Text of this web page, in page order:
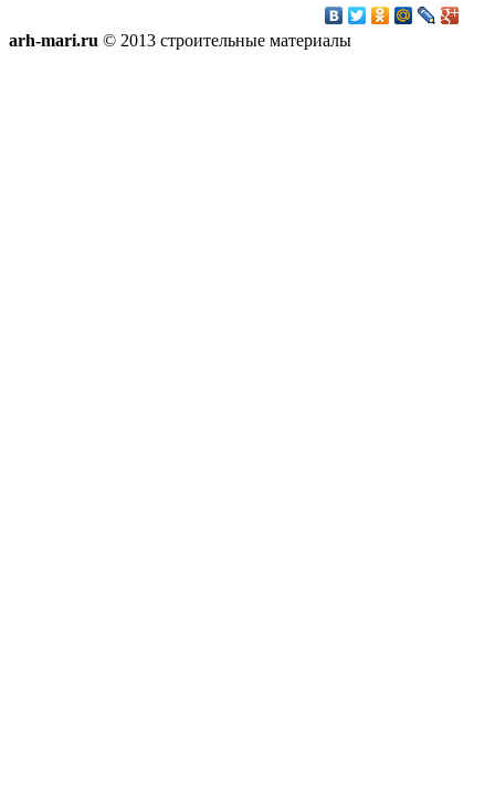
arh-mari.ru © 2013 строительные материалы